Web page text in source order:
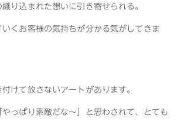
り込まれた想いに引き寄せられる。
くお客様の気持ちが分かる気がしてきま
けて放さないアートがあります。
っぱり素敵だな〜」と思わされて、とても